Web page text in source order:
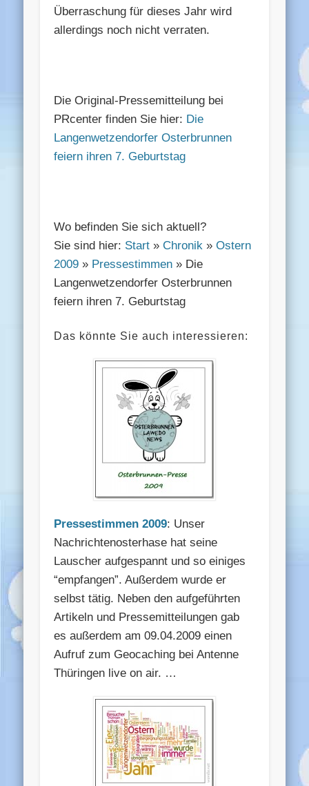
Überraschung für dieses Jahr wird
allerdings noch nicht verraten.
Die Original-Pressemitteilung bei
PRcenter finden Sie hier: Die
Langenwetzendorfer Osterbrunnen
feiern ihren 7. Geburtstag
Wo befinden Sie sich aktuell?
Sie sind hier: Start »Chronik »Ostern
2009 » Pressestimmen » Die
Langenwetzendorfer Osterbrunnen
feiern ihren 7. Geburtstag
Das könnte Sie auch interessieren:
Pressestimmen 2009: Unser
Nachrichtenosterhase hat seine
Lauscher aufgespannt und so einiges
“empfangen”. Außerdem wurde er
selbst tätig. Neben den aufgeführten
Artikeln und Pressemitteilungen gab
es außerdem am 09.04.2009 einen
Aufruf zum Geocaching bei Antenne
Thüringen live on air. …